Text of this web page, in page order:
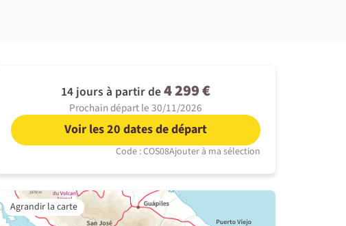
14 jours à partir de4 299 €
Prochain départ le 30/11/2026
Voir les 20 dates de départ
Code : COS08Ajouter à ma sélection